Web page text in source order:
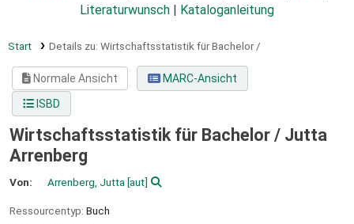
Literaturwunsch
Kataloganleitung
Start Details zu: Wirtschaftsstatistik für Bachelor /
Normale Ansicht
MARC-Ansicht
ISBD
Wirtschaftsstatistik für Bachelor / Jutta
Arrenberg
Von: Arrenberg, Jutta [aut]
Ressourcentyp: Buch